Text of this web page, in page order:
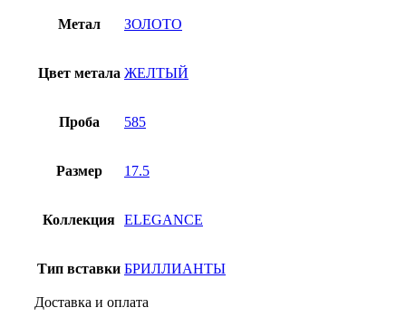
Метал ЗОЛОТО
Цвет метала ЖЕЛТЫЙ
Проба 585
Размер 17.5
Коллекция ELEGANCE
Тип вставки БРИЛЛИАНТЫ
Доставка и оплата